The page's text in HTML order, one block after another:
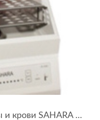
Размораживатель плазмы и крови SAHARA MAXITHERM